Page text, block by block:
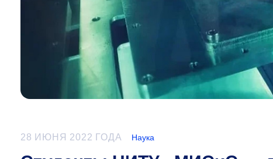
28 ИЮНЯ 2022 ГОДА Наука